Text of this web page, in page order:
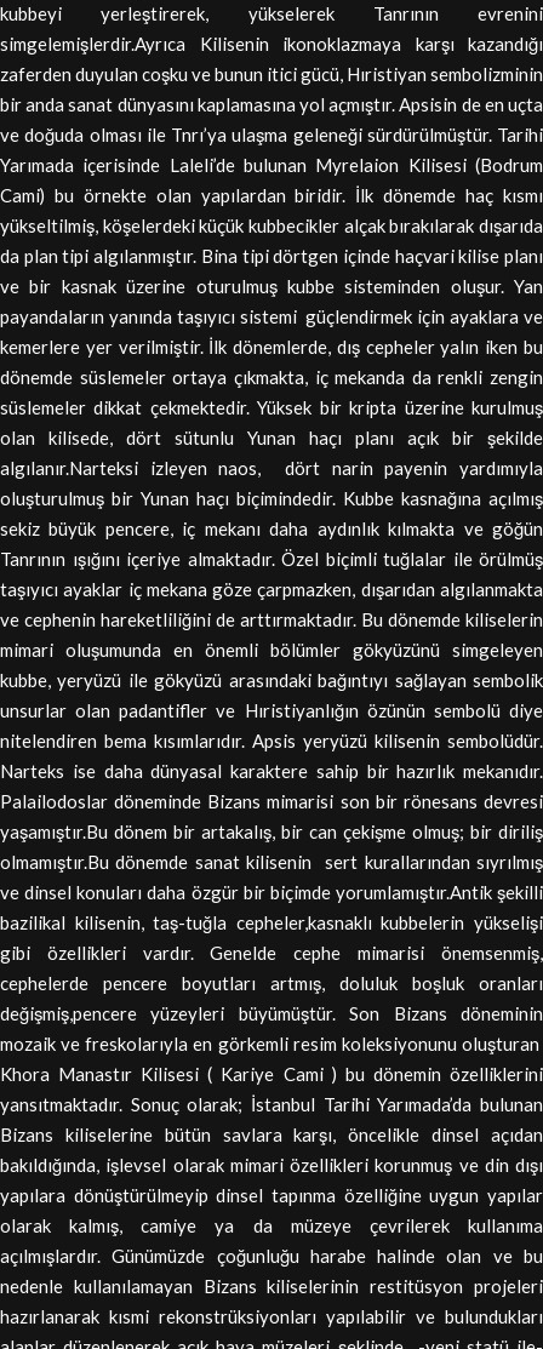
kubbeyi yerleştirerek, yükselerek Tanrının evrenini
simgelemişlerdir.Ayrıca Kilisenin ikonoklazmaya karşı kazandığı
zaferden duyulan coşku ve bunun itici gücü, Hıristiyan sembolizminin
bir anda sanat dünyasını kaplamasına yol açmıştır. Apsisin de en uçta
ve doğuda olması ile Tnrı’ya ulaşma geleneği sürdürülmüştür. Tarihi
Yarımada içerisinde Laleli’de bulunan Myrelaion Kilisesi (Bodrum
Cami) bu örnekte olan yapılardan biridir. İlk dönemde haç kısmı
yükseltilmiş, köşelerdeki küçük kubbecikler alçak bırakılarak dışarıda
da plan tipi algılanmıştır. Bina tipi dörtgen içinde haçvari kilise planı
ve bir kasnak üzerine oturulmuş kubbe sisteminden oluşur. Yan
payandaların yanında taşıyıcı sistemi güçlendirmek için ayaklara ve
kemerlere yer verilmiştir. İlk dönemlerde, dış cepheler yalın iken bu
dönemde süslemeler ortaya çıkmakta, iç mekanda da renkli zengin
süslemeler dikkat çekmektedir. Yüksek bir kripta üzerine kurulmuş
olan kilisede, dört sütunlu Yunan haçı planı açık bir şekilde
algılanır.Narteksi izleyen naos, dört narin payenin yardımıyla
oluşturulmuş bir Yunan haçı biçimindedir. Kubbe kasnağına açılmış
sekiz büyük pencere, iç mekanı daha aydınlık kılmakta ve göğün
Tanrının ışığını içeriye almaktadır. Özel biçimli tuğlalar ile örülmüş
taşıyıcı ayaklar iç mekana göze çarpmazken, dışarıdan algılanmakta
ve cephenin hareketliliğini de arttırmaktadır. Bu dönemde kiliselerin
mimari oluşumunda en önemli bölümler gökyüzünü simgeleyen
kubbe, yeryüzü ile gökyüzü arasındaki bağıntıyı sağlayan sembolik
unsurlar olan padantifler ve Hıristiyanlığın özünün sembolü diye
nitelendiren bema kısımlarıdır. Apsis yeryüzü kilisenin sembolüdür.
Narteks ise daha dünyasal karaktere sahip bir hazırlık mekanıdır.
Palailodoslar döneminde Bizans mimarisi son bir rönesans devresi
yaşamıştır.Bu dönem bir artakalış, bir can çekişme olmuş; bir diriliş
olmamıştır.Bu dönemde sanat kilisenin sert kurallarından sıyrılmış
ve dinsel konuları daha özgür bir biçimde yorumlamıştır.Antik şekilli
bazilikal kilisenin, taş-tuğla cepheler,kasnaklı kubbelerin yükselişi
gibi özellikleri vardır. Genelde cephe mimarisi önemsenmiş,
cephelerde pencere boyutları artmış, doluluk boşluk oranları
değişmiş,pencere yüzeyleri büyümüştür. Son Bizans döneminin
mozaik ve freskolarıyla en görkemli resim koleksiyonunu oluşturan
Khora Manastır Kilisesi ( Kariye Cami ) bu dönemin özelliklerini
yansıtmaktadır. Sonuç olarak; İstanbul Tarihi Yarımada’da bulunan
Bizans kiliselerine bütün savlara karşı, öncelikle dinsel açıdan
bakıldığında, işlevsel olarak mimari özellikleri korunmuş ve din dışı
yapılara dönüştürülmeyip dinsel tapınma özelliğine uygun yapılar
olarak kalmış, camiye ya da müzeye çevrilerek kullanıma
açılmışlardır. Günümüzde çoğunluğu harabe halinde olan ve bu
nedenle kullanılamayan Bizans kiliselerinin restitüsyon projeleri
hazırlanarak kısmi rekonstrüksiyonları yapılabilir ve bulundukları